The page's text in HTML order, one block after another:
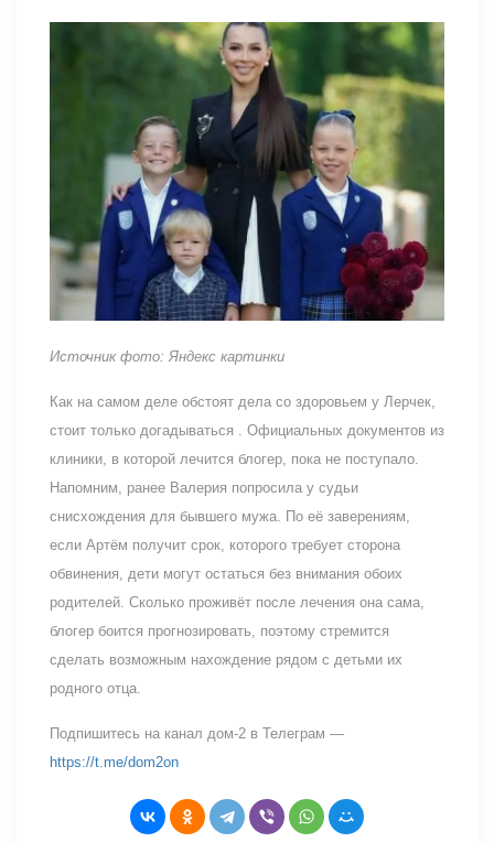
Источник фото: Яндекс картинки
Как на самом деле обстоят дела со здоровьем у Лерчек,
стоит только догадываться . Официальных документов из
клиники, в которой лечится блогер, пока не поступало.
Напомним, ранее Валерия попросила у судьи
снисхождения для бывшего мужа. По её заверениям,
если Артём получит срок, которого требует сторона
обвинения, дети могут остаться без внимания обоих
родителей. Сколько проживёт после лечения она сама,
блогер боится прогнозировать, поэтому стремится
сделать возможным нахождение рядом с детьми их
родного отца.
Подпишитесь на канал дом-2 в Телеграм —
https://t.me/dom2on